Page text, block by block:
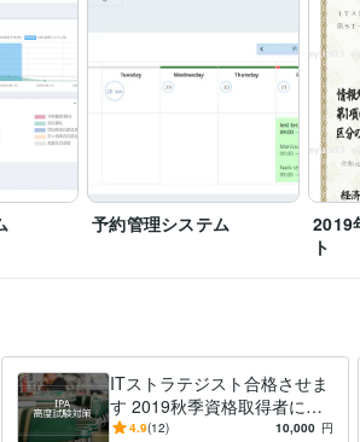
予約管理システム
2019
ト
ITストラテジスト合格させま
す 2019秋季資格取得者によ
る個別指導
4.9(12) 10,000 円